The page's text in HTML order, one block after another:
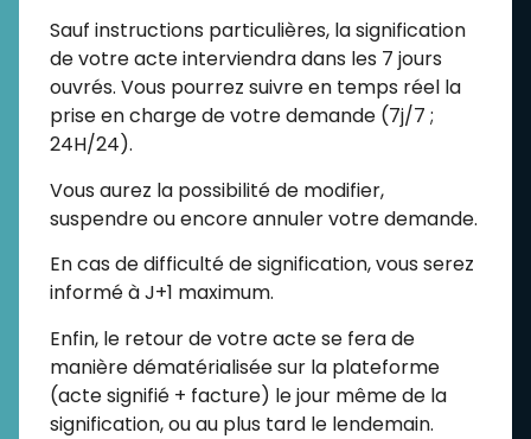
Sauf instructions particulières, la signification
de votre acte interviendra dans les 7 jours
ouvrés. Vous pourrez suivre en temps réel la
prise en charge de votre demande (7j/7 ;
24H/24).
Vous aurez la possibilité de modifier,
suspendre ou encore annuler votre demande.
En cas de difficulté de signification, vous serez
informé à J+1 maximum.
Enfin, le retour de votre acte se fera de
manière dématérialisée sur la plateforme
(acte signifié + facture) le jour même de la
signification, ou au plus tard le lendemain.